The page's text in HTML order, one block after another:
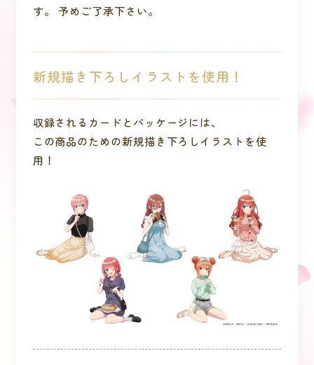
す。 予めご了承下さい。
新規描き下ろしイラストを使用！
収録されるカードとパッケージには、
この商品のための新規描き下ろしイラストを使
用！